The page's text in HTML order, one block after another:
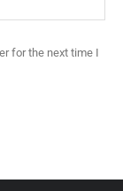
for the next time I